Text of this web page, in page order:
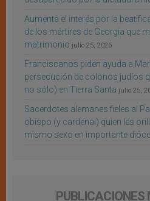
Aumenta el interés por la
de los mártires de Georgia que
matrimonio julio 25, 2026
Franciscanos piden ayuda a
persecución de colonos judíos
no sólo) en Tierra Santa julio 25,
Sacerdotes alemanes fieles al
obispo (y cardenal) quien les
mismo sexo en importante